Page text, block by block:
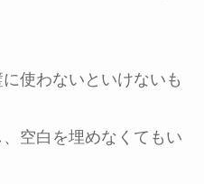
使わないといけないも
空白を埋めなくてもい